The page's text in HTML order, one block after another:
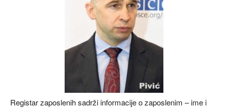
Registar zaposlenih sadrži informacije o zaposlenim – ime i